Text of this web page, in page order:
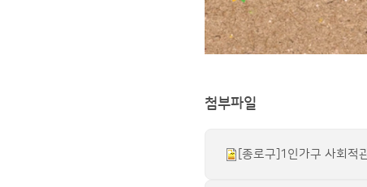
첨부파일
[종로구]1인가구 사회적